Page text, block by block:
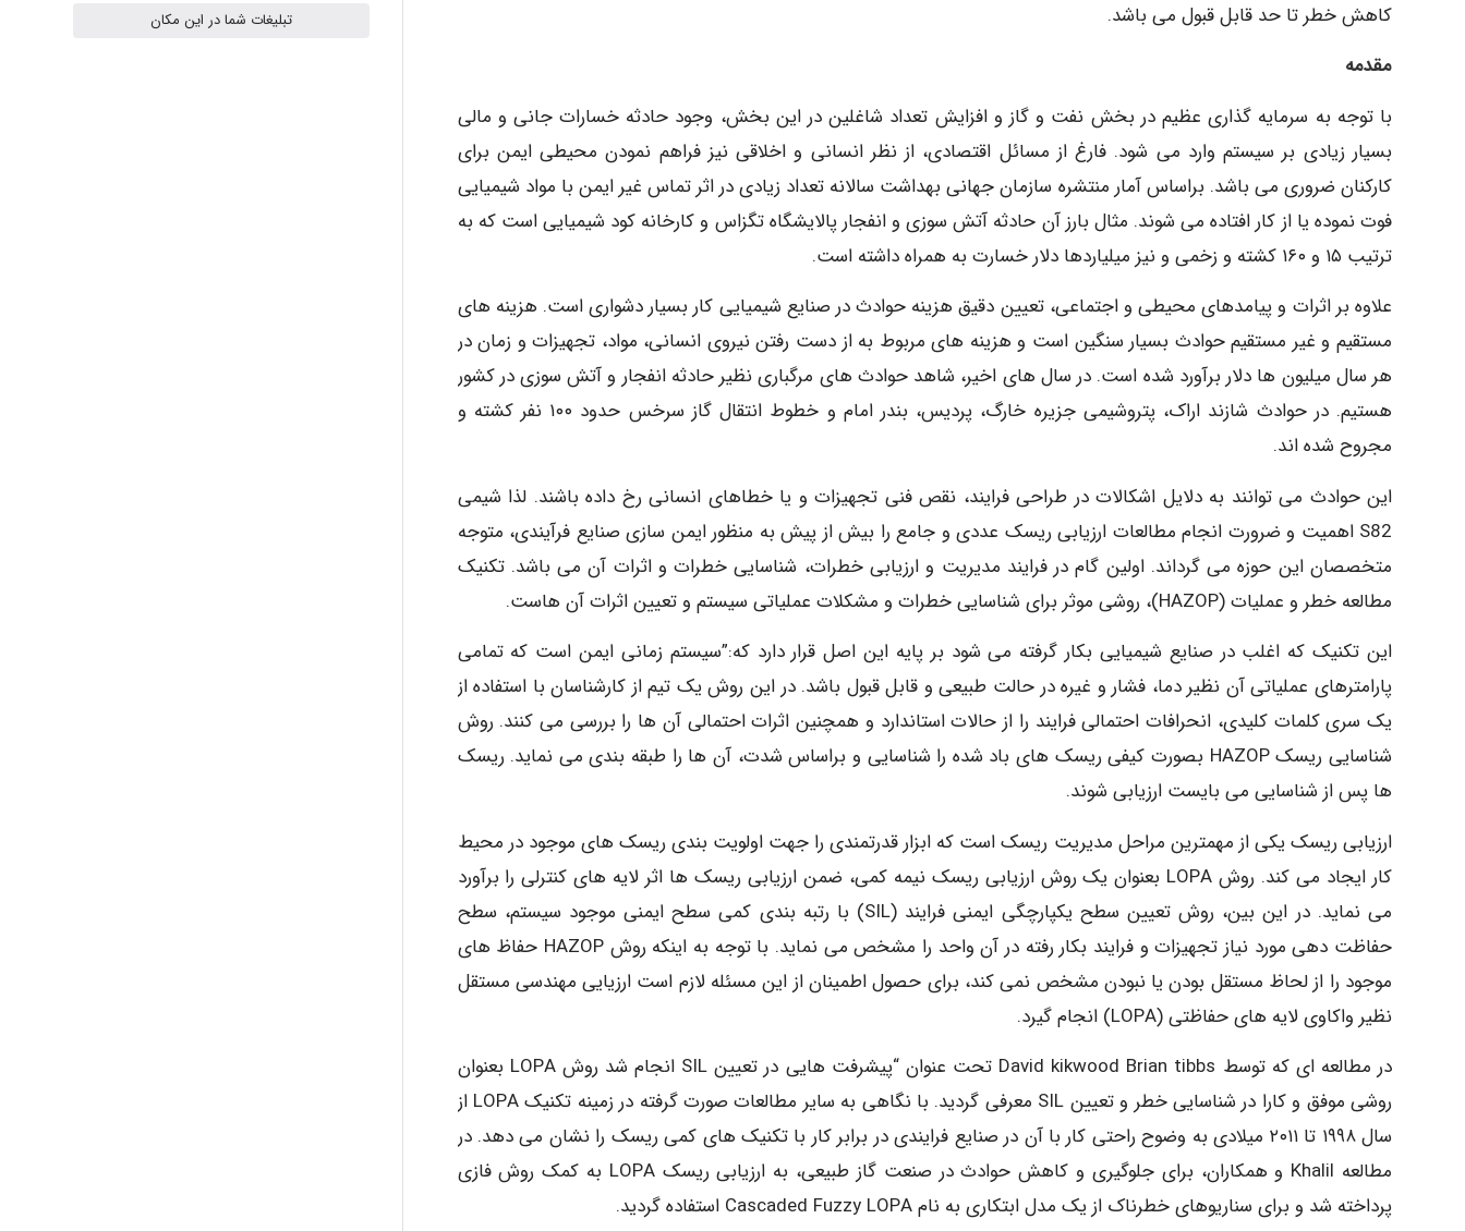
کاهش خطر تا حد قابل قبول می باشد.
مقدمه
با توجه به سرمایه گذاری عظیم در بخش نفت و گاز و افزایش تعداد شاغلین در این بخش، وجود حادثه خسارات جانی و مالی
بسیار زیادی بر سیستم وارد می شود. فارغ از مسائل اقتصادی، از نظر انسانی و اخلاقی نیز فراهم نمودن محیطی ایمن برای
کارکنان ضروری می باشد. براساس آمار منتشره سازمان جهانی بهداشت سالانه تعداد زیادی در اثر تماس غیر ایمن با مواد شیمیایی
فوت نموده یا از کار افتاده می شوند. مثال بارز آن حادثه آتش سوزی و انفجار پالایشگاه تگزاس و کارخانه کود شیمیایی است که به
ترتیب ۱۵ و ۱۶۰ کشته و زخمی و نیز میلیاردها دلار خسارت به همراه داشته است.
علاوه بر اثرات و پیامدهای محیطی و اجتماعی، تعیین دقیق هزینه حوادث در صنایع شیمیایی کار بسیار دشواری است. هزینه های
مستقیم و غیر مستقیم حوادث بسیار سنگین است و هزینه های مربوط به از دست رفتن نیروی انسانی، مواد، تجهیزات و زمان در
هر سال میلیون ها دلار برآورد شده است. در سال های اخیر، شاهد حوادث های مرگباری نظیر حادثه انفجار و آتش سوزی در کشور
هستیم. در حوادث شازند اراک، پتروشیمی جزیره خارگ، پردیس، بندر امام و خطوط انتقال گاز سرخس حدود ۱۰۰ نفر کشته و
مجروح شده اند.
این حوادث می توانند به دلایل اشکالات در طراحی فرایند، نقص فنی تجهیزات و یا خطاهای انسانی رخ داده باشند. لذا شیمی
S82 اهمیت و ضرورت انجام مطالعات ارزیابی ریسک عددی و جامع را بیش از پیش به منظور ایمن سازی صنایع فرآیندی، متوجه
متخصصان این حوزه می گرداند. اولین گام در فرایند مدیریت و ارزیابی خطرات، شناسایی خطرات و اثرات آن می باشد. تکنیک
مطالعه خطر و عملیات (HAZOP)، روشی موثر برای شناسایی خطرات و مشکلات عملیاتی سیستم و تعیین اثرات آن هاست.
این تکنیک که اغلب در صنایع شیمیایی بکار گرفته می شود بر پایه این اصل قرار دارد که:”سیستم زمانی ایمن است که تمامی
پارامترهای عملیاتی آن نظیر دما، فشار و غیره در حالت طبیعی و قابل قبول باشد. در این روش یک تیم از کارشناسان با استفاده از
یک سری کلمات کلیدی، انحرافات احتمالی فرایند را از حالات استاندارد و همچنین اثرات احتمالی آن ها را بررسی می کنند. روش
شناسایی ریسک HAZOP بصورت کیفی ریسک های باد شده را شناسایی و براساس شدت، آن ها را طبقه بندی می نماید. ریسک
ها پس از شناسایی می بایست ارزیابی شوند.
ارزیابی ریسک یکی از مهمترین مراحل مدیریت ریسک است که ابزار قدرتمندی را جهت اولویت بندی ریسک های موجود در محیط
کار ایجاد می کند. روش LOPA بعنوان یک روش ارزیابی ریسک نیمه کمی، ضمن ارزیابی ریسک ها اثر لایه های کنترلی را برآورد
می نماید. در این بین، روش تعیین سطح یکپارچگی ایمنی فرایند (SIL) با رتبه بندی کمی سطح ایمنی موجود سیستم، سطح
حفاظت دهی مورد نیاز تجهیزات و فرایند بکار رفته در آن واحد را مشخص می نماید. با توجه به اینکه روش HAZOP حفاظ های
موجود را از لحاظ مستقل بودن یا نبودن مشخص نمی کند، برای حصول اطمینان از این مسئله لازم است ارزیایی مهندسی مستقل
نظیر واکاوی لایه های حفاظتی (LOPA) انجام گیرد.
در مطالعه ای که توسط David kikwood Brian tibbs تحت عنوان “پیشرفت هایی در تعیین SIL انجام شد روش LOPA بعنوان
روشی موفق و کارا در شناسایی خطر و تعیین SIL معرفی گردید. با نگاهی به سایر مطالعات صورت گرفته در زمینه تکنیک LOPA از
سال ۱۹۹۸ تا ۲۰۱۱ میلادی به وضوح راحتی کار با آن در صنایع فرایندی در برابر کار با تکنیک های کمی ریسک را نشان می دهد. در
مطالعه Khalil و همکاران، برای جلوگیری و کاهش حوادث در صنعت گاز طبیعی، به ارزیابی ریسک LOPA به کمک روش فازی
پرداخته شد و برای سناریوهای خطرناک از یک مدل ابتکاری به نام Cascaded Fuzzy LOPA استفاده گردید.
Niloofarتبلیغات شما در این مکان